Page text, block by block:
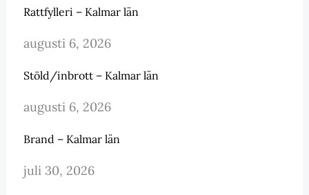
Rattfylleri – Kalmar län
augusti 6, 2026
Stöld/inbrott – Kalmar län
augusti 6, 2026
Brand – Kalmar län
juli 30, 2026